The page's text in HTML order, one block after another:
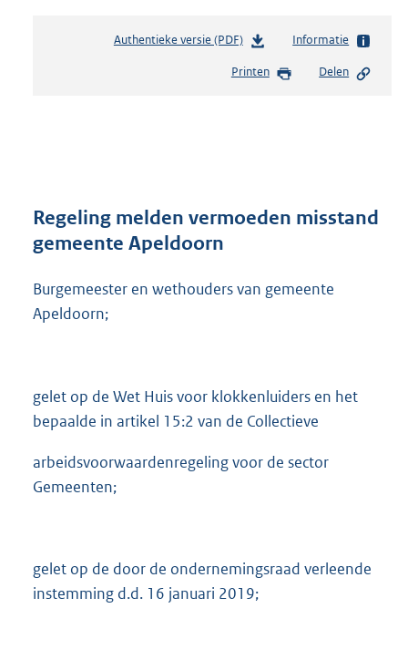
Authentieke versie (PDF)b
s
r
t
K
b
Informatie
Printen Delen
Regeling melden vermoeden misstand
gemeente Apeldoorn
Burgemeester en wethouders van gemeente
Apeldoorn;
gelet op de Wet Huis voor klokkenluiders en het
bepaalde in artikel 15:2 van de Collectieve
arbeidsvoorwaardenregeling voor de sector
Gemeenten;
gelet op de door de ondernemingsraad verleende
instemming d.d. 16 januari 2019;